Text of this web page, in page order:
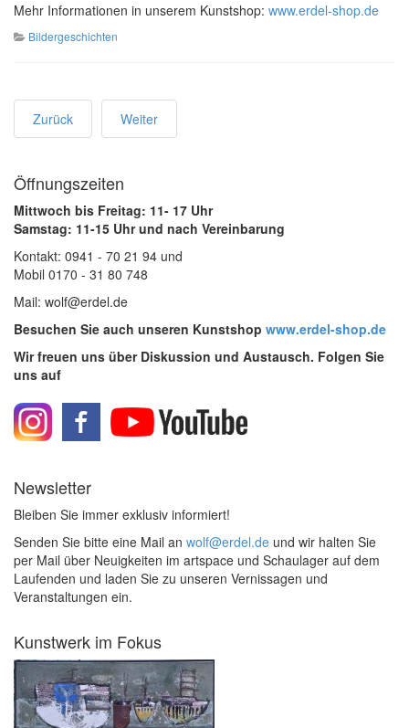
Mehr Informationen in unserem Kunstshop: www.erdel-shop.de
Bildergeschichten
Zurück Weiter
Öffnungszeiten
Mittwoch bis Freitag: 11- 17 Uhr
Samstag: 11-15 Uhr und nach Vereinbarung
Kontakt: 0941 - 70 21 94 und
Mobil 0170 - 31 80 748
Mail: wolf@erdel.de
Besuchen Sie auch unseren Kunstshop www.erdel-shop.de
Wir freuen uns über Diskussion und Austausch. Folgen Sie
uns auf
Newsletter
Bleiben Sie immer exklusiv informiert!
Senden Sie bitte eine Mail an wolf@erdel.de und wir halten Sie
per Mail über Neuigkeiten im artspace und Schaulager auf dem
Laufenden und laden Sie zu unseren Vernissagen und
Veranstaltungen ein.
Kunstwerk im Fokus